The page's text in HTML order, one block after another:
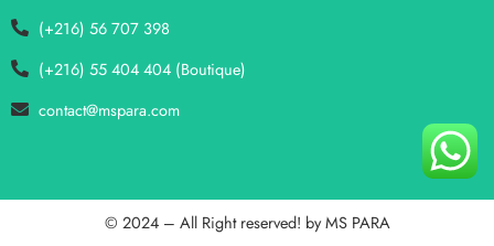
(+216) 56 707 398
(+216) 55 404 404 (Boutique)
contact@mspara.com
© 2024 – All Right reserved! byMS PARA